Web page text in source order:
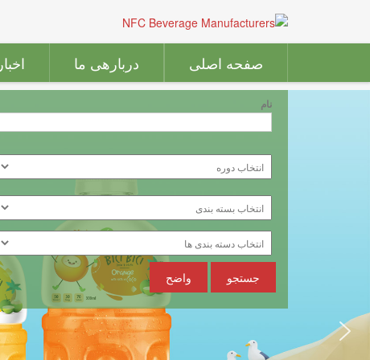
صفحه اصلی دربارهی ما اخبار
نام
جستجو واضح